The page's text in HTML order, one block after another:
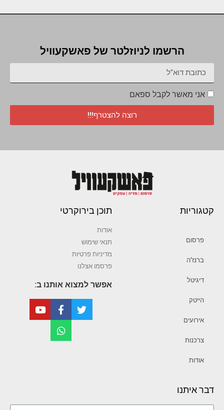
הרשמו לניוזלטר של פאשקעוויל
אני מאשר לקבל ספאם
רוצה להצטרף!!!
קטגוריות
פרסום
ברנז’ה
דיגיטל
הייטק
אירועים
צרכנות
אודות
תוכן בירוקרטי
אודות
תנאי שימוש
מדיניות פרטיות
פרסמו אצלנו
אפשר למצוא אותנו ב:
דבר איתנו